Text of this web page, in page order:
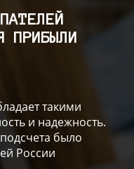
ПРИБЫЛИ
такими
и надежность.
было
России